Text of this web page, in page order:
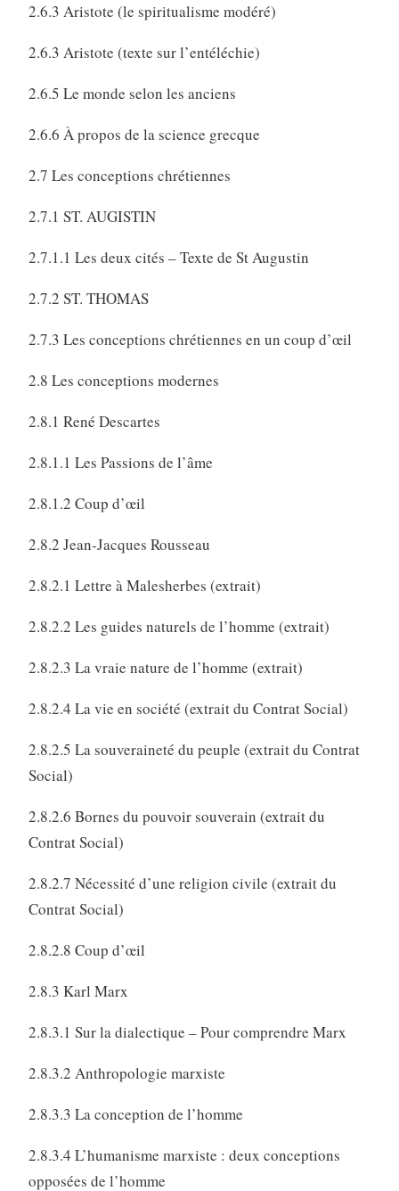
2.6.3 Aristote (le spiritualisme modéré)
2.6.3 Aristote (texte sur l’entéléchie)
2.6.5 Le monde selon les anciens
2.6.6 À propos de la science grecque
2.7 Les conceptions chrétiennes
2.7.1 ST. AUGISTIN
2.7.1.1 Les deux cités – Texte de St Augustin
2.7.2 ST. THOMAS
2.7.3 Les conceptions chrétiennes en un coup d’œil
2.8 Les conceptions modernes
2.8.1 René Descartes
2.8.1.1 Les Passions de l’âme
2.8.1.2 Coup d’œil
2.8.2 Jean-Jacques Rousseau
2.8.2.1 Lettre à Malesherbes (extrait)
2.8.2.2 Les guides naturels de l’homme (extrait)
2.8.2.3 La vraie nature de l’homme (extrait)
2.8.2.4 La vie en société (extrait du Contrat Social)
2.8.2.5 La souveraineté du peuple (extrait du Contrat
Social)
2.8.2.6 Bornes du pouvoir souverain (extrait du
Contrat Social)
2.8.2.7 Nécessité d’une religion civile (extrait du
Contrat Social)
2.8.2.8 Coup d’œil
2.8.3 Karl Marx
2.8.3.1 Sur la dialectique – Pour comprendre Marx
2.8.3.2 Anthropologie marxiste
2.8.3.3 La conception de l’homme
2.8.3.4 L’humanisme marxiste : deux conceptions
opposées de l’homme